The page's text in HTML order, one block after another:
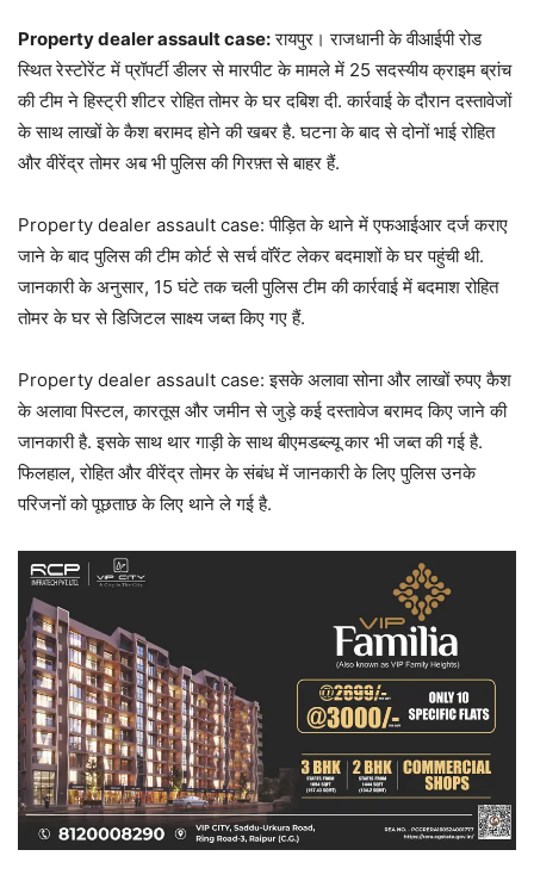
Property dealer assault case:रायपुर। राजधानी के वीआईपी रोड
स्थित रेस्टोरेंट में प्रॉपर्टी डीलर से मारपीट के मामले में 25 सदस्यीय क्राइम ब्रांच
की टीम ने हिस्ट्री शीटर रोहित तोमर के घर दबिश दी. कार्रवाई के दौरान दस्तावेजों
के साथ लाखों के कैश बरामद होने की खबर है. घटना के बाद से दोनों भाई रोहित
और वीरेंद्र तोमर अब भी पुलिस की गिरफ़्त से बाहर हैं.
Property dealer assault case: पीड़ित के थाने में एफआईआर दर्ज कराए
जाने के बाद पुलिस की टीम कोर्ट से सर्च वॉरेंट लेकर बदमाशों के घर पहुंची थी.
जानकारी के अनुसार, 15 घंटे तक चली पुलिस टीम की कार्रवाई में बदमाश रोहित
तोमर के घर से डिजिटल साक्ष्य जब्त किए गए हैं.
Property dealer assault case: इसके अलावा सोना और लाखों रुपए कैश
के अलावा पिस्टल, कारतूस और जमीन से जुड़े कई दस्तावेज बरामद किए जाने की
जानकारी है. इसके साथ थार गाड़ी के साथ बीएमडब्ल्यू कार भी जब्त की गई है.
फिलहाल, रोहित और वीरेंद्र तोमर के संबंध में जानकारी के लिए पुलिस उनके
परिजनों को पूछताछ के लिए थाने ले गई है.